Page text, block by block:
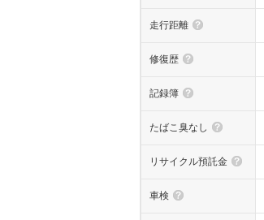
走行距離
修復歴
記録簿
たばこ臭なし
リサイクル預託金
車検